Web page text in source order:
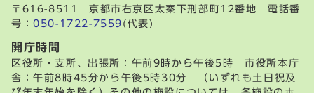
〒616-8511 京都市右京区太秦下刑部町12番地 電話番
号：050-1722-7559 (代表)
開庁時間
区役所・支所、出張所：午前9時から午後5時 市役所本庁
舎：午前8時45分から午後5時30分 （いずれも土日祝及